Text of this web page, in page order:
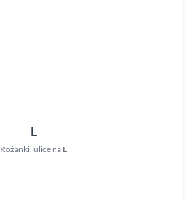
L
Różanki, ulice na L